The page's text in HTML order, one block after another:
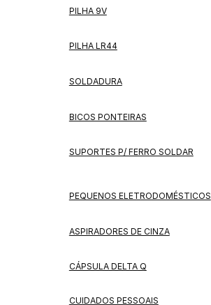
PILHA 9V
PILHA LR44
SOLDADURA
BICOS PONTEIRAS
SUPORTES P/ FERRO SOLDAR
PEQUENOS ELETRODOMÉSTICOS
ASPIRADORES DE CINZA
CÁPSULA DELTA Q
CUIDADOS PESSOAIS